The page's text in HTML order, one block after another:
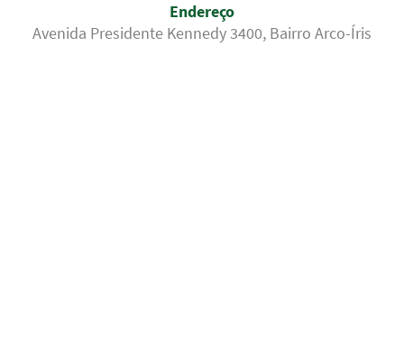
Endereço
Avenida Presidente Kennedy 3400, Bairro Arco-Íris